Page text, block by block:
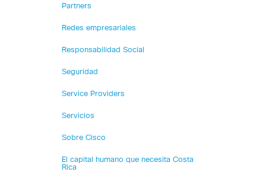
Partners
Redes empresariales
Responsabilidad Social
Seguridad
Service Providers
Servicios
Sobre Cisco
El capital humano que necesita Costa
Rica